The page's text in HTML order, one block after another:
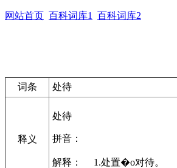
网站首页 百科词库1 百科词库2
词条 处待
释义
处待
拼音：
解释： 1.处置�o对待。